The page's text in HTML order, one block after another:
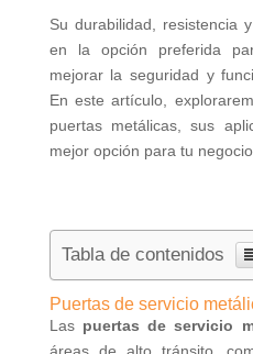
Su durabilidad, resistencia
en la opción preferida
mejorar la seguridad y
En este artículo,
puertas metálicas, sus
mejor opción para tu negocio.
Tabla de contenidos
Puertas de servicio
Las puertas de servicio